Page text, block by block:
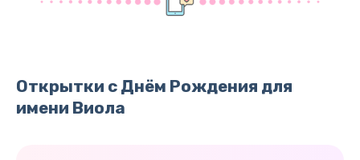
Открытки с Днём Рождения для
имени Виола